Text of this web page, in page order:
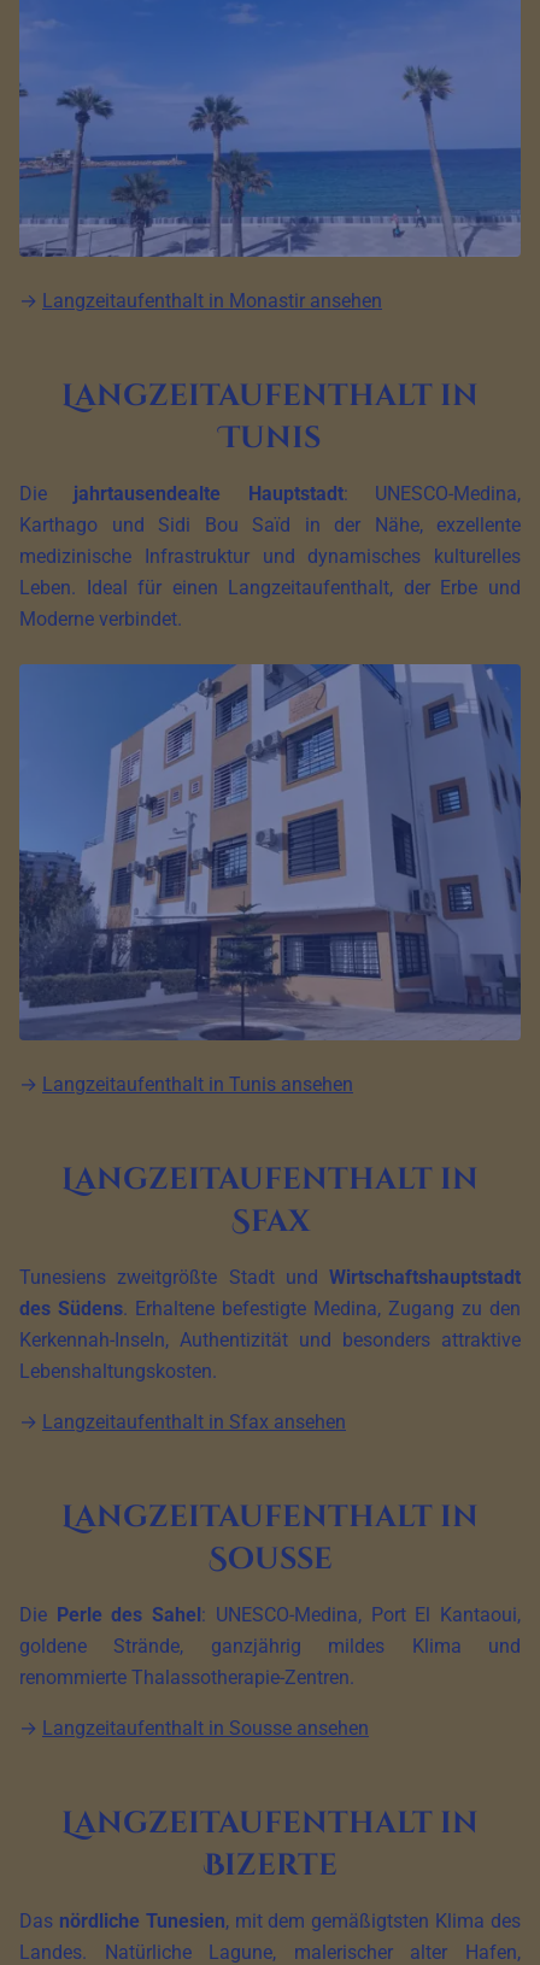
→ Langzeitaufenthalt in Monastir ansehen
Langzeitaufenthalt in
Tunis
Die jahrtausendealte Hauptstadt: UNESCO-Medina,
Karthago und Sidi Bou Saïd in der Nähe, exzellente
medizinische Infrastruktur und dynamisches kulturelles
Leben. Ideal für einen Langzeitaufenthalt, der Erbe und
Moderne verbindet.
→ Langzeitaufenthalt in Tunis ansehen
Langzeitaufenthalt in
Sfax
Tunesiens zweitgrößte Stadt und Wirtschaftshauptstadt
des Südens. Erhaltene befestigte Medina, Zugang zu den
Kerkennah-Inseln, Authentizität und besonders attraktive
Lebenshaltungskosten.
→ Langzeitaufenthalt in Sfax ansehen
Langzeitaufenthalt in
Sousse
Die Perle des Sahel: UNESCO-Medina, Port El Kantaoui,
goldene Strände, ganzjährig mildes Klima und
renommierte Thalassotherapie-Zentren.
→ Langzeitaufenthalt in Sousse ansehen
Langzeitaufenthalt in
Bizerte
Das nördliche Tunesien, mit dem gemäßigtsten Klima des
Landes. Natürliche Lagune, malerischer alter Hafen,